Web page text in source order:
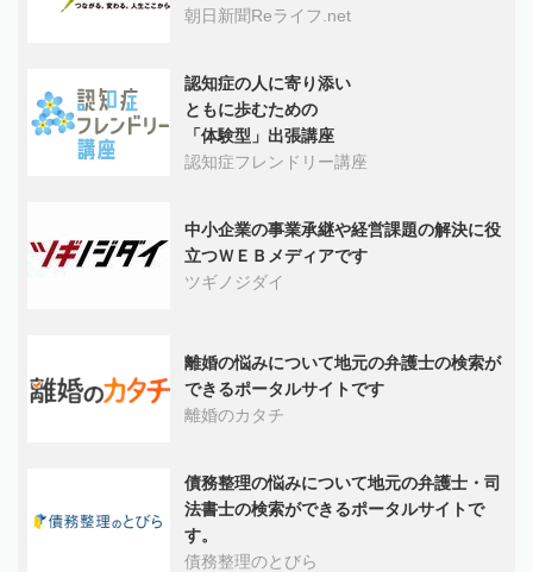
朝日新聞Reライフ.net
認知症の人に寄り添い
ともに歩むための
「体験型」出張講座
認知症フレンドリー講座
中小企業の事業承継や経営課題の解決に役
立つＷＥＢメディアです
ツギノジダイ
離婚の悩みについて地元の弁護士の検索が
できるポータルサイトです
離婚のカタチ
債務整理の悩みについて地元の弁護士・司
法書士の検索ができるポータルサイトで
す。
債務整理のとびら